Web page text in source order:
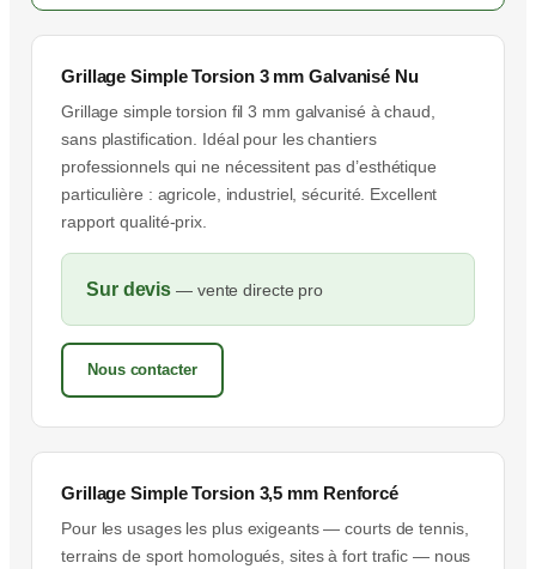
Grillage Simple Torsion 3 mm Galvanisé Nu
Grillage simple torsion fil 3 mm galvanisé à chaud,
sans plastification. Idéal pour les chantiers
professionnels qui ne nécessitent pas d’esthétique
particulière : agricole, industriel, sécurité. Excellent
rapport qualité-prix.
Sur devis — vente directe pro
Nous contacter
Grillage Simple Torsion 3,5 mm Renforcé
Pour les usages les plus exigeants — courts de tennis,
terrains de sport homologués, sites à fort trafic — nous